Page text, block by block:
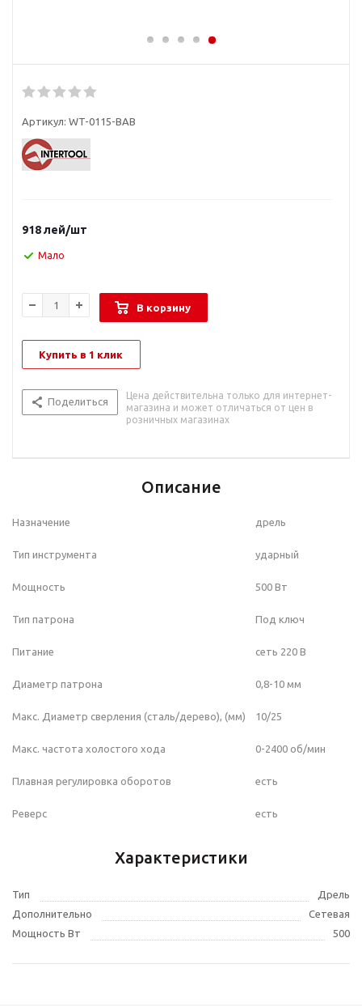
Артикул: WT-0115-BAB
918лей/шт
Мало
В корзину
Купить в 1 клик
Поделиться
Цена действительна только для интернет-
магазина и может отличаться от цен в
розничных магазинах
Описание
Назначение дрель
Тип инструмента ударный
Мощность 500 Вт
Тип патрона Под ключ
Питание сеть 220 В
Диаметр патрона 0,8-10 мм
Макс. Диаметр сверления (сталь/дерево), (мм) 10/25
Макс. частота холостого хода 0-2400 об/мин
Плавная регулировка оборотов есть
Реверс есть
Характеристики
Тип
Дрель
Дополнительно
Сетевая
Мощность Вт
500